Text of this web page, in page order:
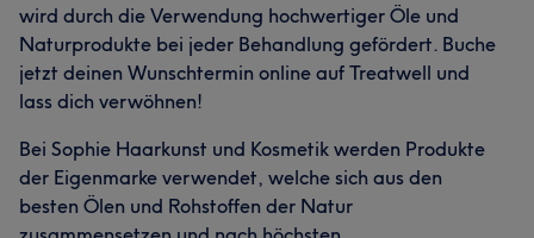
wird durch die Verwendung hochwertiger Öle und
Naturprodukte bei jeder Behandlung gefördert. Buche
jetzt deinen Wunschtermin online auf Treatwell und
lass dich verwöhnen!
Bei Sophie Haarkunst und Kosmetik werden Produkte
der Eigenmarke verwendet, welche sich aus den
besten Ölen und Rohstoffen der Natur